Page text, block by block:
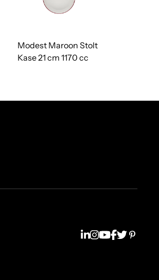
Modest Maroon Stolt
Kase 21 cm 1170 cc